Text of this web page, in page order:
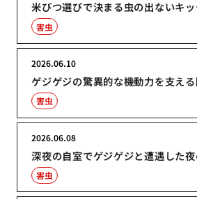
米びつ選びで決まる虫の出ないキ
害虫
ゲジゲジの驚異的な機動力を支え
2026.06.10
害虫
深夜の自室でゲジゲジと遭遇した
2026.06.08
害虫